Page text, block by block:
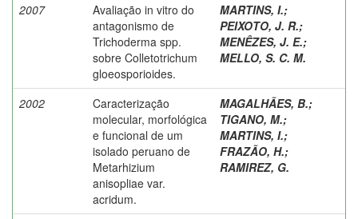
2007
Avaliação in vitro do
antagonismo de
Trichoderma spp.
sobre Colletotrichum
gloeosporioides.
MARTINS, I.;
PEIXOTO, J. R.;
MENÊZES, J. E.;
MELLO, S. C. M.
2002
Caracterização
molecular, morfológica
e funcional de um
isolado peruano de
Metarhizium
anisopliae var.
acridum.
MAGALHÃES, B.;
TIGANO, M.;
MARTINS, I.;
FRAZÃO, H.;
RAMIREZ, G.